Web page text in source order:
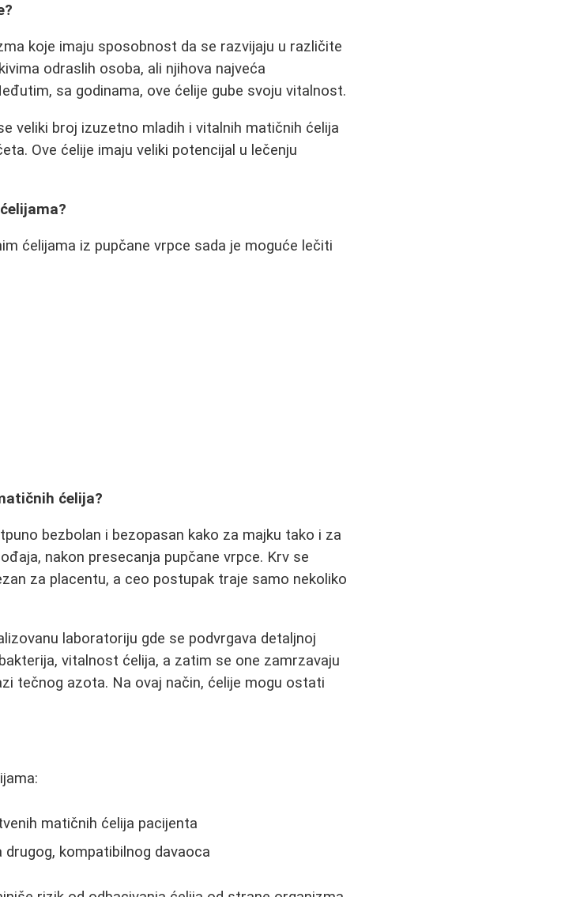
koje imaju sposobnost da se razvijaju u različite
odraslih osoba, ali njihova najveća
sa godinama, ove ćelije gube svoju vitalnost.
veliki broj izuzetno mladih i vitalnih matičnih ćelija
Ove ćelije imaju veliki potencijal u lečenju
ćelijama iz pupčane vrpce sada je moguće lečiti
ćelija?
bezbolan i bezopasan kako za majku tako i za
nakon presecanja pupčane vrpce. Krv se
za placentu, a ceo postupak traje samo nekoliko
laboratoriju gde se podvrgava detaljnoj
vitalnost ćelija, a zatim se one zamrzavaju
tečnog azota. Na ovaj način, ćelije mogu ostati
matičnih ćelija pacijenta
drugog, kompatibilnog davaoca